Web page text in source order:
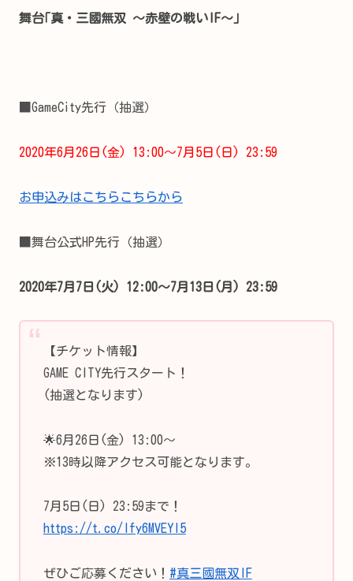
舞台｢真・三國無双 ～赤壁の戦い IF～｣
■GameCity先行（抽選）
2020年6月26日(金) 13:00～7月5日(日) 23:59
お申込みはこちらこちらから
■舞台公式HP先行（抽選）
2020年7月7日(火) 12:00～7月13日(月) 23:59
【チケット情報】
GAME CITY先行スタート！
(抽選となります)
🌟6月26日(金) 13:00～
※13時以降アクセス可能となります。
7月5日(日) 23:59まで！
https://t.co/lfy6MVEYI5
ぜひご応募ください！ #真三國無双IF